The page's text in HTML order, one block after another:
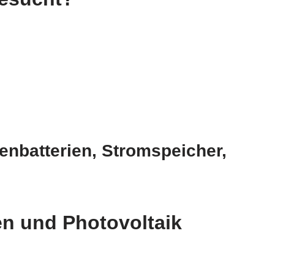
Stromspeicher,
und Photovoltaik